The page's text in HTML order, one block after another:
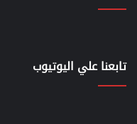
تابعنا علي اليوتيوب